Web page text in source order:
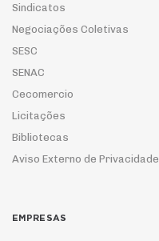
Sindicatos
Negociações Coletivas
SESC
SENAC
Cecomercio
Licitações
Bibliotecas
Aviso Externo de Privacidade
EMPRESAS